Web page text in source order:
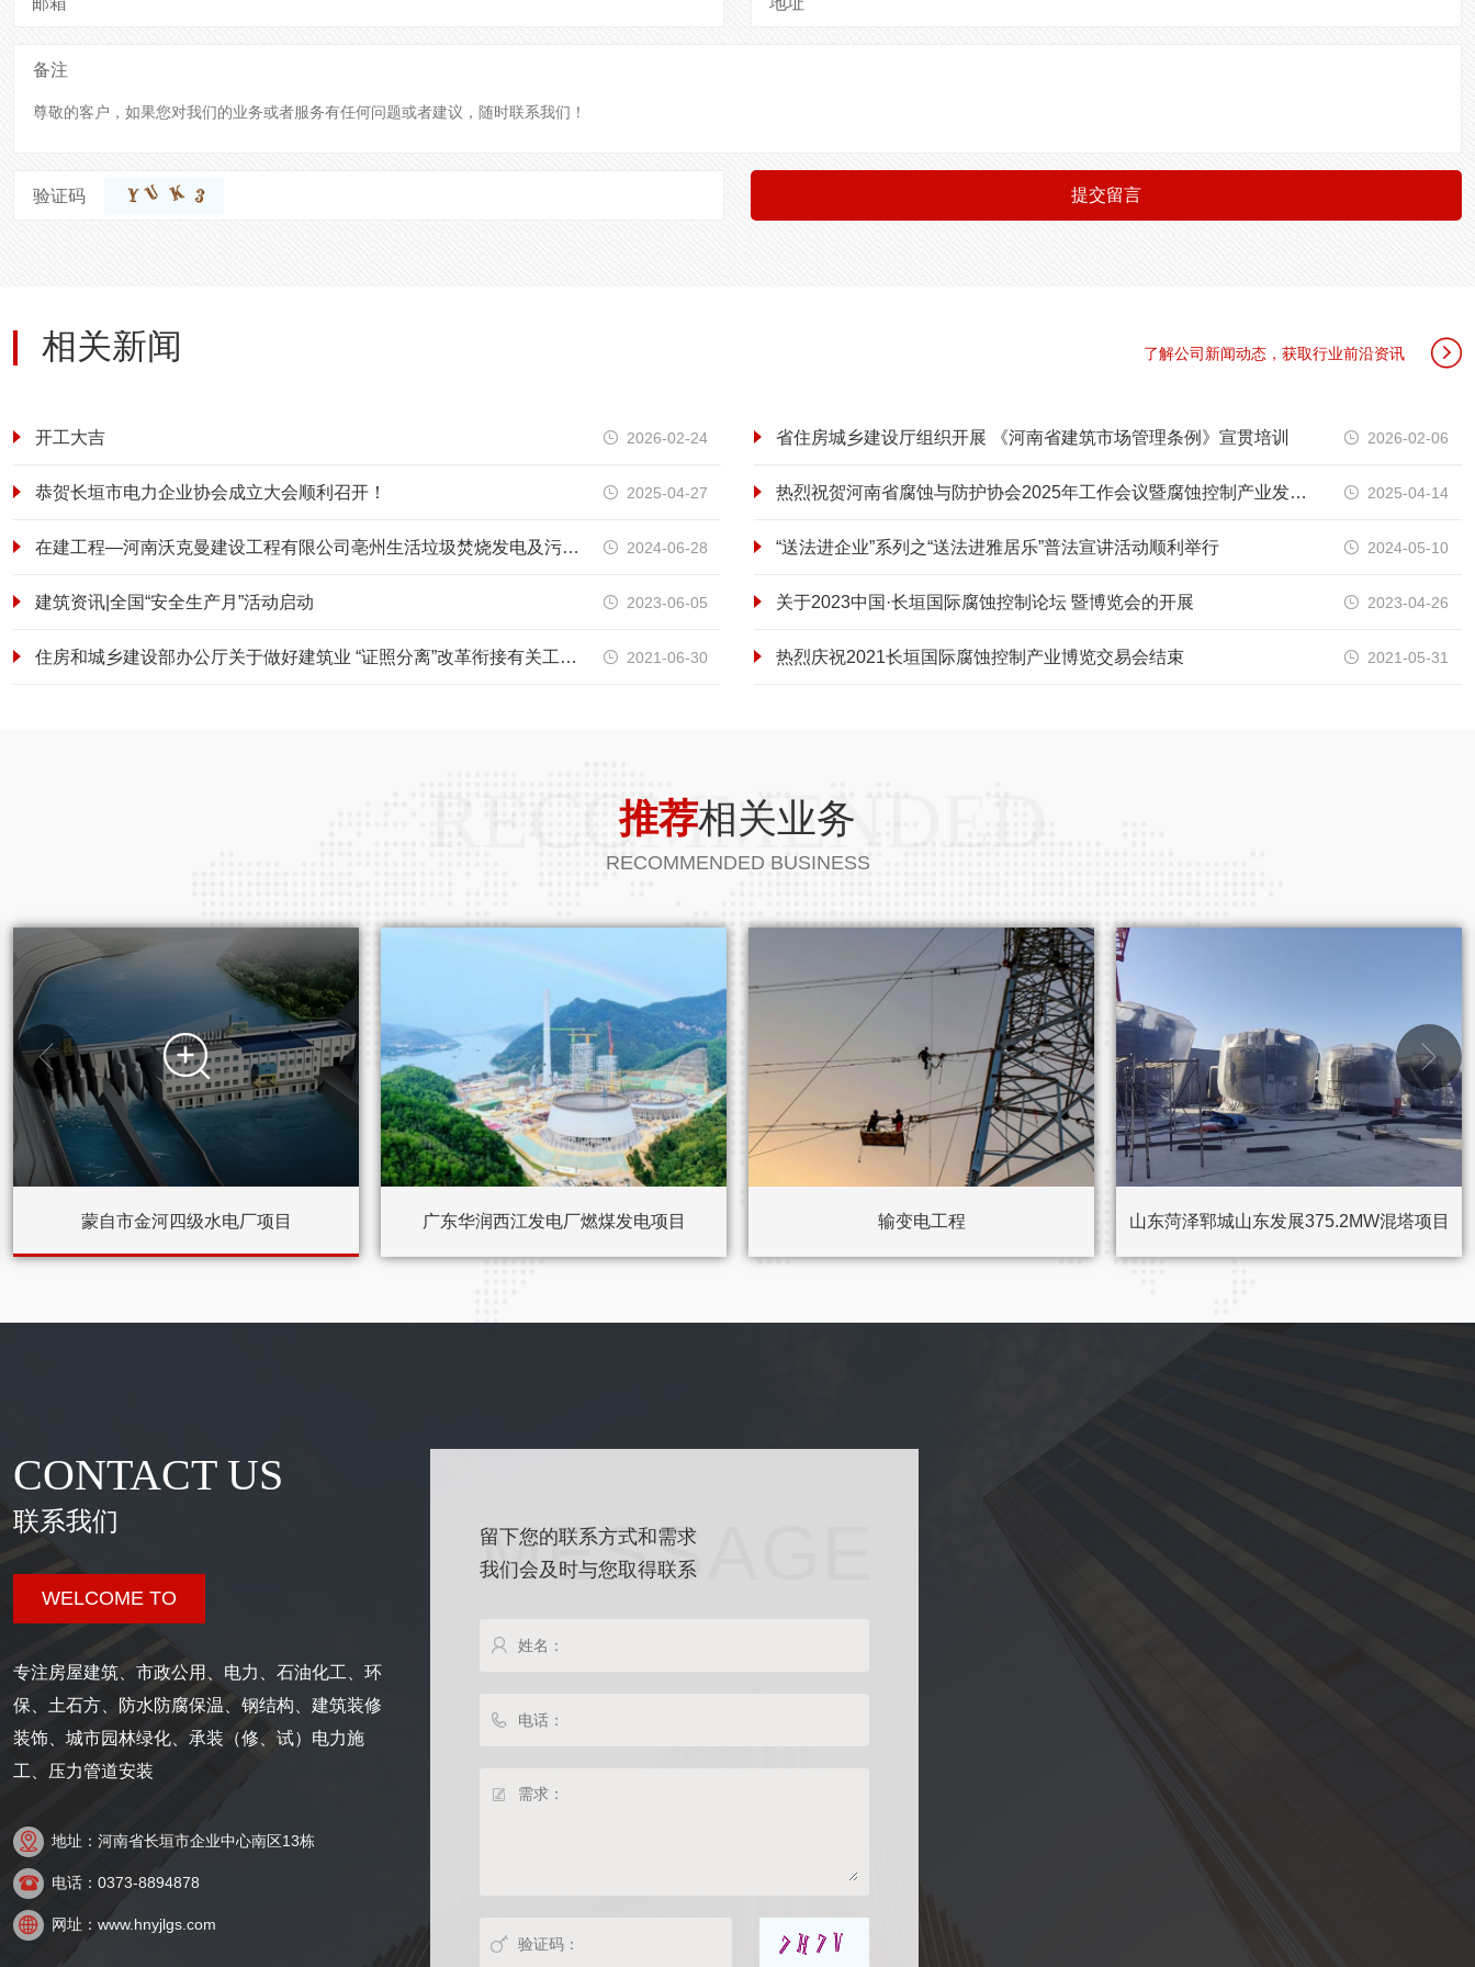
备注
验证码 提交留言
相关新闻 了解公司新闻动态，获取行业前沿资讯 
开工大吉  2026-02-24 省住房城乡建设厅组织开展 《河南省建筑市场管理条例》宣贯培训  2026-02-06
恭贺长垣市电力企业协会成立大会顺利召开！  2025-04-27 热烈祝贺河南省腐蚀与防护协会2025年工作会议暨腐蚀控制产业发展大会成功召开  2025-04-14
在建工程—河南沃克曼建设工程有限公司亳州生活垃圾焚烧发电及污泥处理厂项目形象提升改造工程项目纪实  2024-06-28 “送法进企业”系列之“送法进雅居乐”普法宣讲活动顺利举行  2024-05-10
建筑资讯|全国“安全生产月”活动启动  2023-06-05 关于2023中国·长垣国际腐蚀控制论坛 暨博览会的开展  2023-04-26
住房和城乡建设部办公厅关于做好建筑业 “证照分离”改革衔接有关工作的通知  2021-06-30 热烈庆祝2021长垣国际腐蚀控制产业博览交易会结束  2021-05-31
RECOMMENDED
推荐相关业务
RECOMMENDED BUSINESS

蒙自市金河四级水电厂项目 广东华润西江发电厂燃煤发电项目 输变电工程 山东菏泽郓城山东发展375.2MW混塔项目
 
CONTACT US
联系我们
WELCOME TO
专注房屋建筑、市政公用、电力、石油化工、环
保、土石方、防水防腐保温、钢结构、建筑装修
装饰、城市园林绿化、承装（修、试）电力施
工、压力管道安装
 地址：河南省长垣市企业中心南区13栋
 电话：0373-8894878
 网址：www.hnyjlgs.com
MESSAGE
留下您的联系方式和需求
我们会及时与您取得联系



